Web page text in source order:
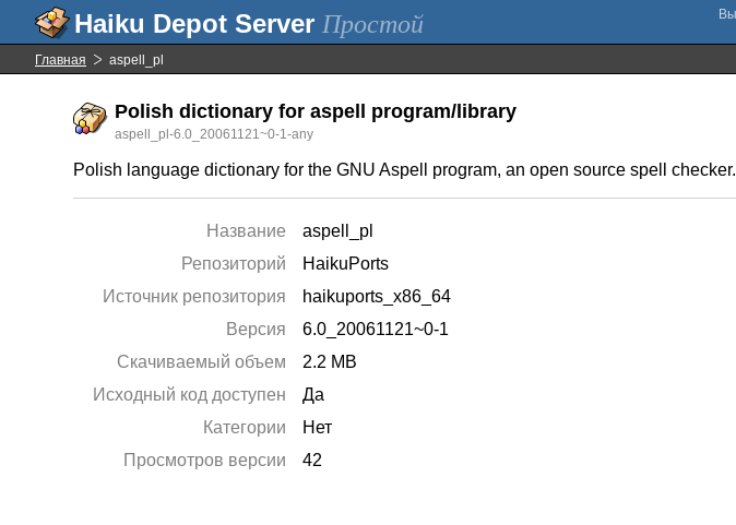
Простой
Главная aspell_pl
Polish dictionary for aspell program/library
aspell_pl-6.0_20061121~0-1-any
Polish language dictionary for the GNU Aspell program, an open source spell checker.
Название
aspell_pl
Репозиторий
HaikuPorts
Источник репозитория
haikuports_x86_64
Версия
6.0_20061121~0-1
Скачиваемый объем
2.2 MB
Исходный код доступен
Да
Категории
Нет
Просмотров версии
42